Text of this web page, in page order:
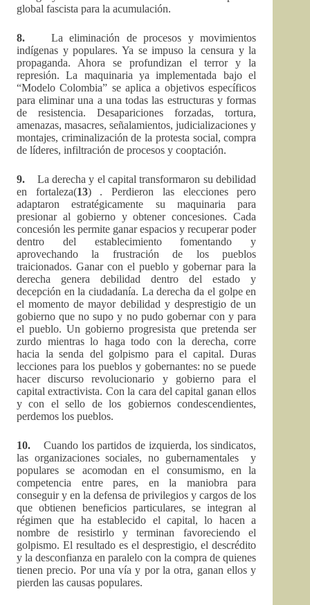
global fascista para la acumulación.
8. La eliminación de procesos y movimientos
indígenas y populares. Ya se impuso la censura y la
propaganda. Ahora se profundizan el terror y la
represión. La maquinaria ya implementada bajo el
“Modelo Colombia” se aplica a objetivos específicos
para eliminar una a una todas las estructuras y formas
de resistencia. Desapariciones forzadas, tortura,
amenazas, masacres, señalamientos, judicializaciones y
montajes, criminalización de la protesta social, compra
de líderes, infiltración de procesos y cooptación.
9. La derecha y el capital transformaron su debilidad
en fortaleza(13) . Perdieron las elecciones pero
adaptaron estratégicamente su maquinaria para
presionar al gobierno y obtener concesiones. Cada
concesión les permite ganar espacios y recuperar poder
dentro del establecimiento fomentando y
aprovechando la frustración de los pueblos
traicionados. Ganar con el pueblo y gobernar para la
derecha genera debilidad dentro del estado y
decepción en la ciudadanía. La derecha da el golpe en
el momento de mayor debilidad y desprestigio de un
gobierno que no supo y no pudo gobernar con y para
el pueblo. Un gobierno progresista que pretenda ser
zurdo mientras lo haga todo con la derecha, corre
hacia la senda del golpismo para el capital. Duras
lecciones para los pueblos y gobernantes: no se puede
hacer discurso revolucionario y gobierno para el
capital extractivista. Con la cara del capital ganan ellos
y con el sello de los gobiernos condescendientes,
perdemos los pueblos.
10. Cuando los partidos de izquierda, los sindicatos,
las organizaciones sociales, no gubernamentales y
populares se acomodan en el consumismo, en la
competencia entre pares, en la maniobra para
conseguir y en la defensa de privilegios y cargos de los
que obtienen beneficios particulares, se integran al
régimen que ha establecido el capital, lo hacen a
nombre de resistirlo y terminan favoreciendo el
golpismo. El resultado es el desprestigio, el descrédito
y la desconfianza en paralelo con la compra de quienes
tienen precio. Por una vía y por la otra, ganan ellos y
pierden las causas populares.